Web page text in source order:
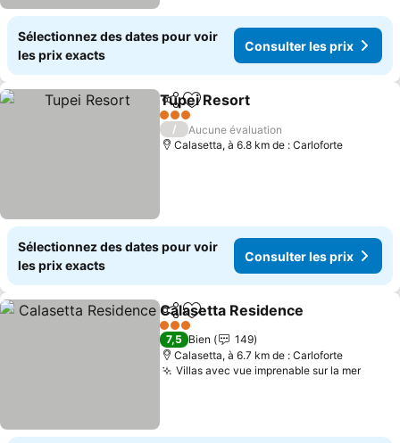
Sélectionnez des dates pour voir
les prix exacts
Consulter les prix
PartagerAjouter à mes favoris
Tupei Resort
3 Étoiles
/
Aucune évaluation
Calasetta, à 6.8 km de : Carloforte
Sélectionnez des dates pour voir
les prix exacts
Consulter les prix
PartagerAjouter à mes favoris
Calasetta Residence
3 Étoiles
7,5 Bien
149
Calasetta, à 6.7 km de : Carloforte
Villas avec vue imprenable sur la mer